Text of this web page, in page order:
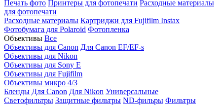
Печать фото Принтеры для фотопечати Расходные материалы
для фотопечати
Расходные материалы Картриджи для Fujifilm Instax
Фотобумага для Polaroid Фотопленка
Объективы Все
Объективы для Canon Для Canon EF/EF-s
Объективы для Nikon
Объективы для Sony E
Объективы для Fujifilm
Объективы микро 4/3
Бленды Для Canon Для Nikon Универсальные
Светофильтры Защитные фильтры ND-фильры Фильтры